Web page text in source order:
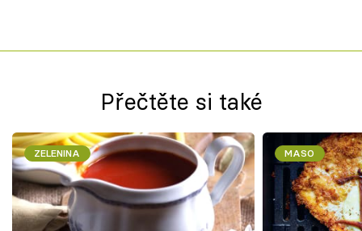
Přečtěte si také
ZELENINA MASO